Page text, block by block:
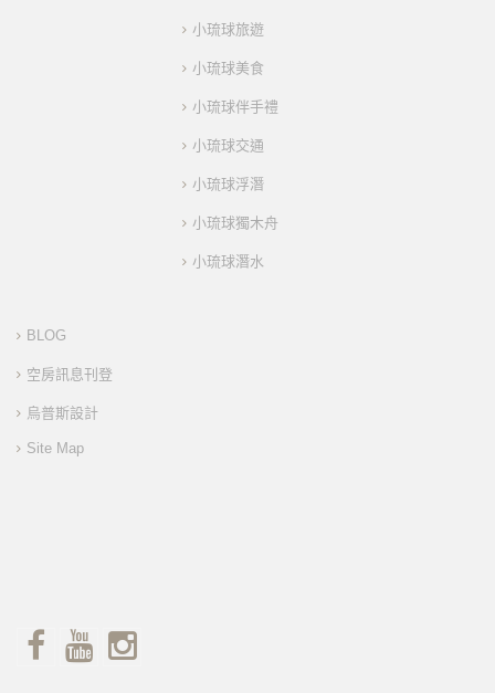
小琉球旅遊
小琉球美食
小琉球伴手禮
小琉球交通
小琉球浮潛
小琉球獨木舟
小琉球潛水
BLOG
空房訊息刊登
烏普斯設計
Site Map